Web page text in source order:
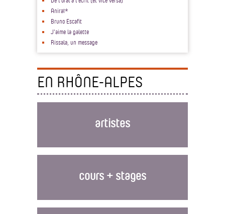
Aniraï*
Bruno Escafit
J'aime la galette
Rissala, un message
EN RHÔNE-ALPES
artistes
cours + stages